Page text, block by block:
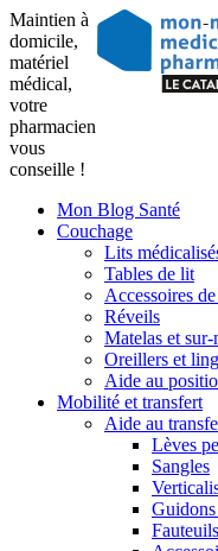
Maintien à
domicile,
matériel
médical,
votre
pharmacien
vous
conseille !
Mon Blog Santé
Couchage
Lits
Tables de lit
Accessoires
Réveils
Matelas et sur-
Oreillers et
Aide au
Mobilité et transfert
Aide au
Lèves
Sangles